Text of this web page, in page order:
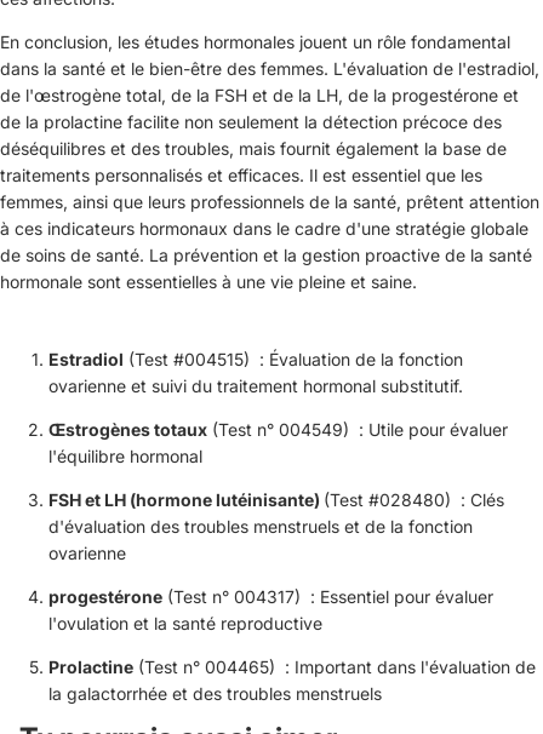
En conclusion, les études hormonales jouent un rôle fondamental
dans la santé et le bien-être des femmes. L'évaluation de l'estradiol,
de l'œstrogène total, de la FSH et de la LH, de la progestérone et
de la prolactine facilite non seulement la détection précoce des
déséquilibres et des troubles, mais fournit également la base de
traitements personnalisés et efficaces. Il est essentiel que les
femmes, ainsi que leurs professionnels de la santé, prêtent attention
à ces indicateurs hormonaux dans le cadre d'une stratégie globale
de soins de santé. La prévention et la gestion proactive de la santé
hormonale sont essentielles à une vie pleine et saine.
Estradiol (Test #004515) : Évaluation de la fonction
ovarienne et suivi du traitement hormonal substitutif.
Œstrogènes totaux (Test n° 004549) : Utile pour évaluer
l'équilibre hormonal
FSH et LH (hormone lutéinisante) (Test #028480) : Clés
d'évaluation des troubles menstruels et de la fonction
ovarienne
progestérone (Test n° 004317) : Essentiel pour évaluer
l'ovulation et la santé reproductive
Prolactine (Test n° 004465) : Important dans l'évaluation de
la galactorrhée et des troubles menstruels